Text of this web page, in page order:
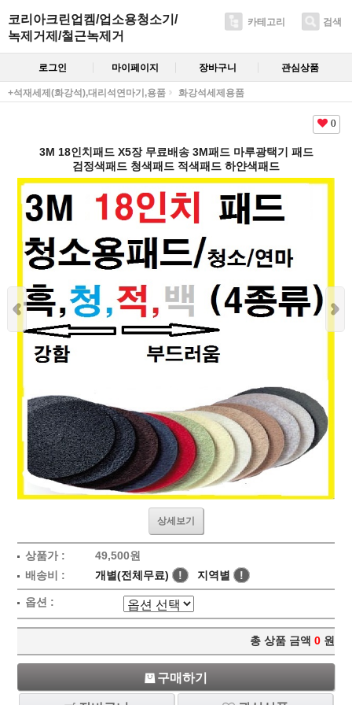
코리아크린업켐/업소용청소기/
녹제거제/철근녹제거
카테고리 검색
로그인 마이페이지 장바구니 관심상품
+석재세제(화강석),대리석연마기,용품 화강석세제용품
0
3M 18인치패드 X5장 무료배송 3M패드 마루광택기 패드
검정색패드 청색패드 적색패드 하얀색패드
상세보기
상품가 :
49,500원
배송비 :
개별(전체무료) ! 지역별 !
옵션 :
총 상품 금액 0 원
구매하기